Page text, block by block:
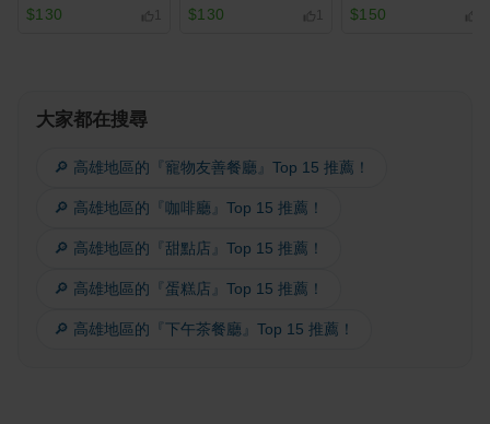
$130 $130 $150
大家都在搜尋
🔎 高雄地區的『寵物友善餐廳』Top 15 推薦！
🔎 高雄地區的『咖啡廳』Top 15 推薦！
🔎 高雄地區的『甜點店』Top 15 推薦！
🔎 高雄地區的『蛋糕店』Top 15 推薦！
🔎 高雄地區的『下午茶餐廳』Top 15 推薦！